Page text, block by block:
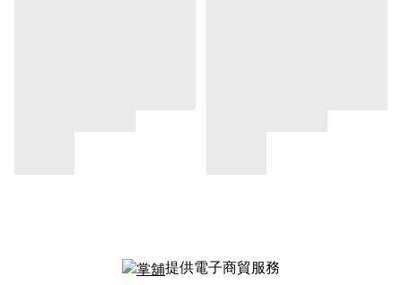
提供電子商貿服務